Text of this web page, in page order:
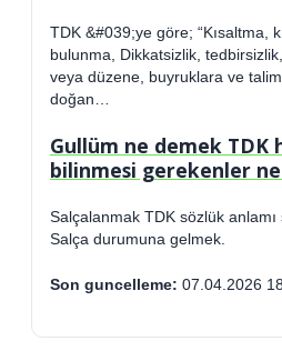
TDK &#039;ye göre; “Kısaltma,
bulunma, Dikkatsizlik,
veya düzene, buyruklara ve
doğan…
Gullüm ne demek TDK
bilinmesi gerekenler
Salçalanmak TDK sözlük
Salça durumuna gelmek.
Son guncelleme: 07.04.2026